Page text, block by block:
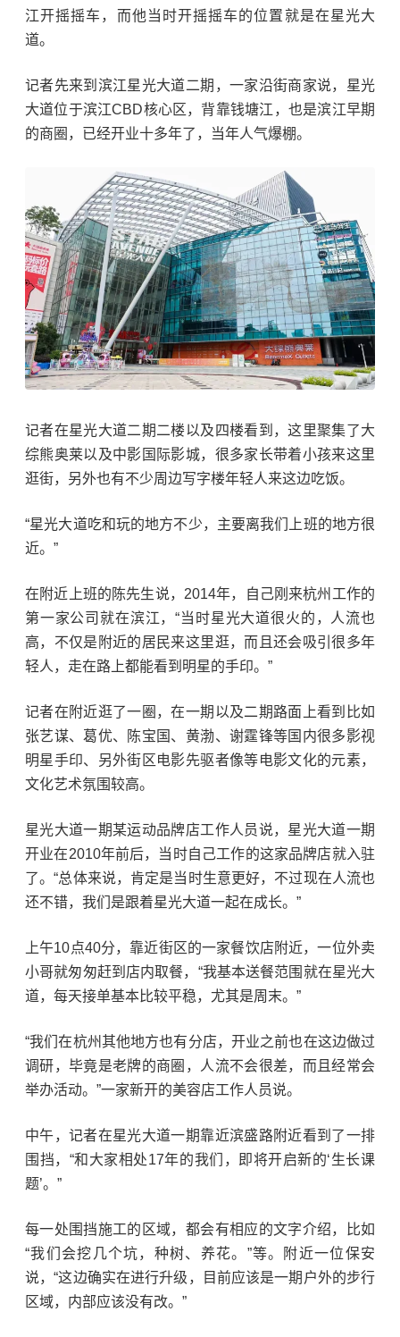
江开摇摇车，而他当时开摇摇车的位置就是在星光大
道。
记者先来到滨江星光大道二期，一家沿街商家说，星光
大道位于滨江CBD核心区，背靠钱塘江，也是滨江早期
的商圈，已经开业十多年了，当年人气爆棚。
记者在星光大道二期二楼以及四楼看到，这里聚集了大
综熊奥莱以及中影国际影城，很多家长带着小孩来这里
逛街，另外也有不少周边写字楼年轻人来这边吃饭。
“星光大道吃和玩的地方不少，主要离我们上班的地方很
近。”
在附近上班的陈先生说，2014年，自己刚来杭州工作的
第一家公司就在滨江，“当时星光大道很火的，人流也
高，不仅是附近的居民来这里逛，而且还会吸引很多年
轻人，走在路上都能看到明星的手印。”
记者在附近逛了一圈，在一期以及二期路面上看到比如
张艺谋、葛优、陈宝国、黄渤、谢霆锋等国内很多影视
明星手印、另外街区电影先驱者像等电影文化的元素，
文化艺术氛围较高。
星光大道一期某运动品牌店工作人员说，星光大道一期
开业在2010年前后，当时自己工作的这家品牌店就入驻
了。“总体来说，肯定是当时生意更好，不过现在人流也
还不错，我们是跟着星光大道一起在成长。”
上午10点40分，靠近街区的一家餐饮店附近，一位外卖
小哥就匆匆赶到店内取餐，“我基本送餐范围就在星光大
道，每天接单基本比较平稳，尤其是周末。”
“我们在杭州其他地方也有分店，开业之前也在这边做过
调研，毕竟是老牌的商圈，人流不会很差，而且经常会
举办活动。”一家新开的美容店工作人员说。
中午，记者在星光大道一期靠近滨盛路附近看到了一排
围挡，“和大家相处17年的我们，即将开启新的‘生长课
题’。”
每一处围挡施工的区域，都会有相应的文字介绍，比如
“我们会挖几个坑，种树、养花。”等。附近一位保安
说，“这边确实在进行升级，目前应该是一期户外的步行
区域，内部应该没有改。”